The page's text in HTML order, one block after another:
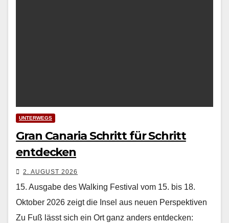
UNTERWEGS
Gran Canaria Schritt für Schritt
entdecken
2. AUGUST 2026
15. Ausgabe des Walking Festival vom 15. bis 18.
Oktober 2026 zeigt die Insel aus neuen Perspektiven
Zu Fuß lässt sich ein Ort ganz anders ent­deck­en: